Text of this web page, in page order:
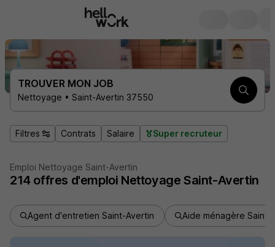
TROUVER MON JOB
Nettoyage • Saint-Avertin 37550
Filtres Contrats Salaire Super recruteur
Emploi Nettoyage Saint-Avertin
214 offres d'emploi Nettoyage Saint-Avertin
Agent d'entretien Saint-Avertin Aide ménagère Saint-